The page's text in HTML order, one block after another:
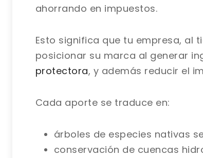
ahorrando en impuestos.
Esto significa que tu empresa, al
posicionar su marca al generar
protectora, y además reducir el
Cada aporte se traduce en:
árboles de especies nativas
conservación de cuencas